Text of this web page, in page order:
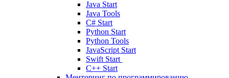
Java Start
Java Tools
C# Start
Python Start
Python Tools
JavaScript Start
Swift Start
C++ Start